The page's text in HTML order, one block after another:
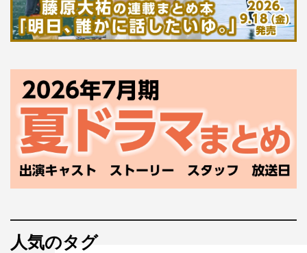
人気のタグ